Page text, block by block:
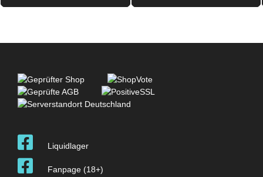
Liquidlager
Fanpage (18+)